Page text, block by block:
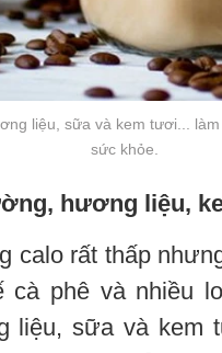
liệu, sữa và kem tươi...
sức khỏe.
hương liệu,
calo rất thấp
cà phê và nhiều
liệu, sữa và kem